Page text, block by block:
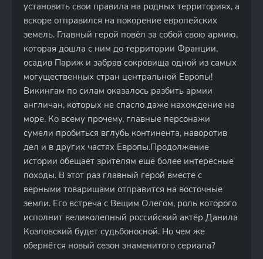
установить свои правила на родных территориях, а
вскоре отправился на покорение европейских
земель. Главный герой повёл за собой свою армию,
которая дошла с ним до территории Франции,
осадив Париж и забрав сокровища одной из самых
могущественных стран центральной Европы!
Викингам по силам оказалось разбить армии
англичан, которых не спасло даже нахождение на
море. Ко всему прочему, главные персонажи
сумели пробиться вглубь континента, наворотив
дел и в других частях Европы.Продолжение
истории обещает зрителям ещё более интересные
походы. В этот раз главный герой вместе с
верными товарищами отправится на восточные
земли. Его встреча с Вещим Олегом, роль которого
исполнит великолепный российский актёр Данила
Козловский будет судьбоносной. Но чем же
обернётся новый сезон знаменитого сериала?